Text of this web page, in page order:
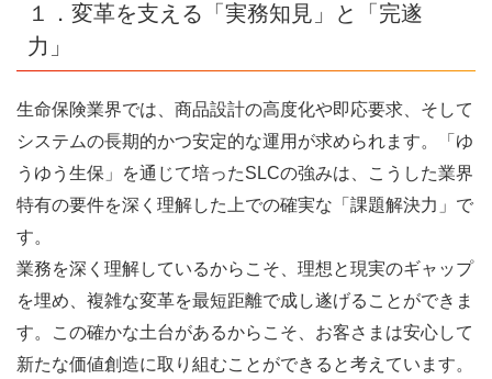
１．変革を支える「実務知見」と「完遂
力」
生命保険業界では、商品設計の高度化や即応要求、そして
システムの長期的かつ安定的な運用が求められます。「ゆ
うゆう生保」を通じて培ったSLCの強みは、こうした業界
特有の要件を深く理解した上での確実な「課題解決力」で
す。
業務を深く理解しているからこそ、理想と現実のギャップ
を埋め、複雑な変革を最短距離で成し遂げることができま
す。この確かな土台があるからこそ、お客さまは安心して
新たな価値創造に取り組むことができると考えています。